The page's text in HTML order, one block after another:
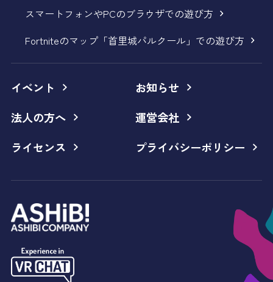
スマートフォンやPCのブラウザでの遊び方
Fortniteのマップ「首里城パルクール」での遊び方
イベント
お知らせ
法人の方へ
運営会社
ライセンス
プライバシーポリシー